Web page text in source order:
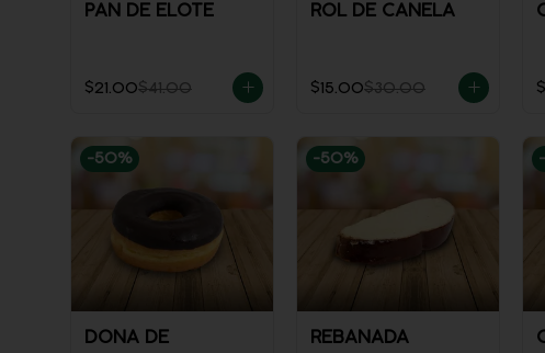
PAN DE ELOTE
$21.00$41.00
ROL DE CANELA
$15.00$30.00
-50%
DONA DE
-50%
REBANADA
-